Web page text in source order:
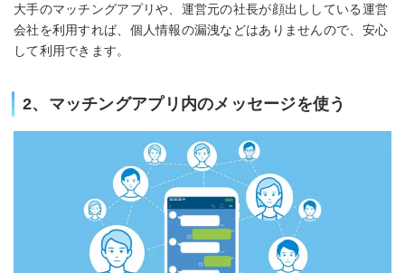
大手のマッチングアプリや、運営元の社長が顔出ししている運営
会社を利用すれば、個人情報の漏洩などはありませんので、安心
して利用できます。
2、マッチングアプリ内のメッセージを使う